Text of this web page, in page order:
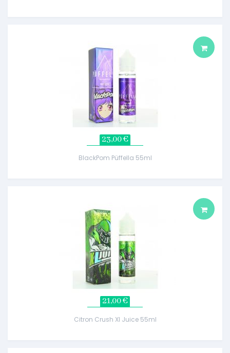
23,00 €
BlackPom Püffella 55ml
21,00 €
Citron Crush Xl Juice 55ml